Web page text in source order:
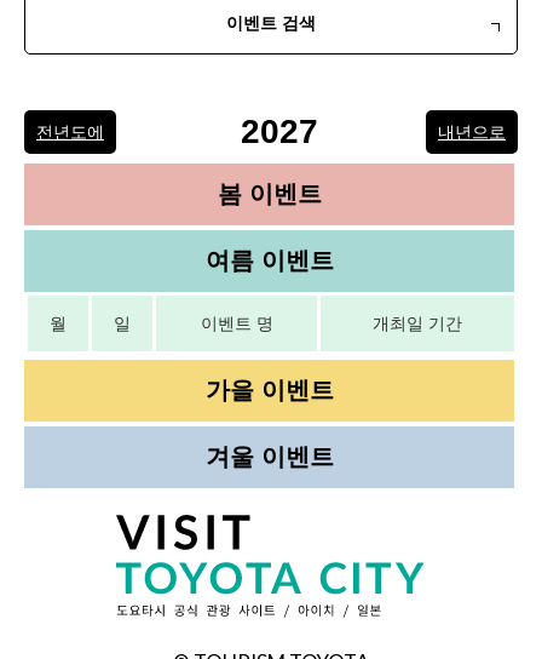
이벤트 검색
전년도에 2027 내년으로
봄 이벤트
여름 이벤트
월 일 이벤트 명 개최일 기간
가을 이벤트
겨울 이벤트